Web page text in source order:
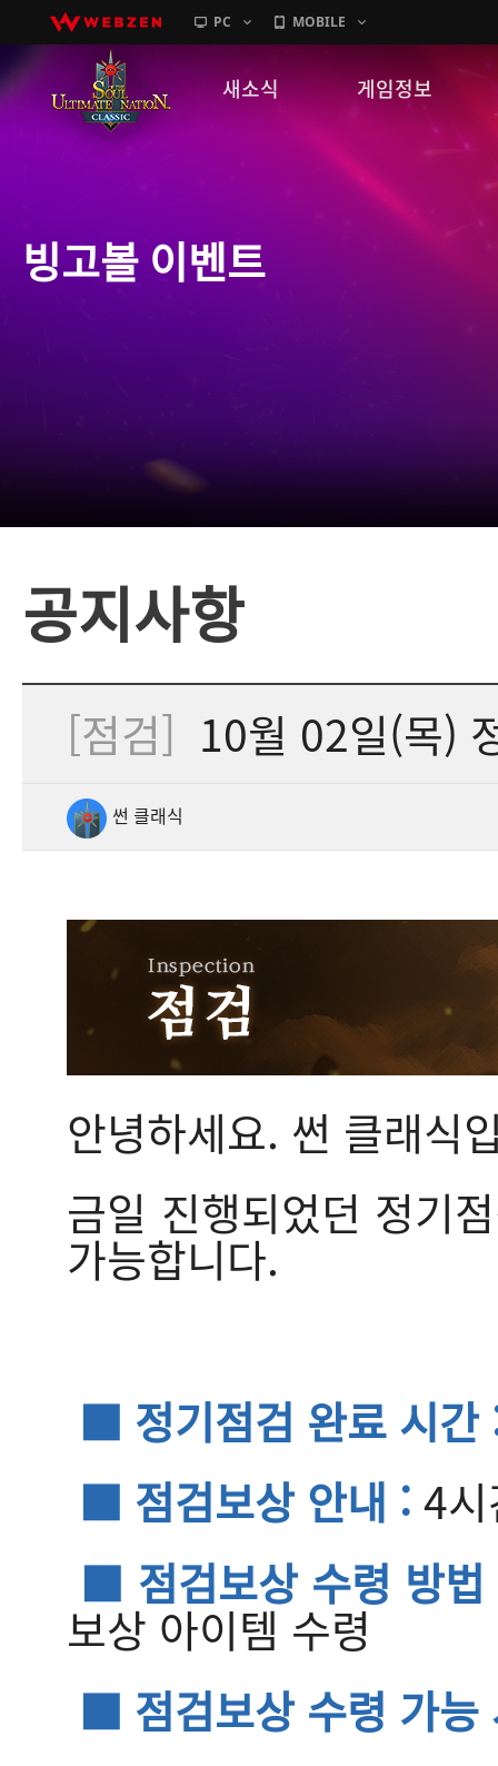
PC MOBILE
새소식
GM노트
게임정보
캐릭터소개
빙고볼 이벤트
공지사항
[점검] 10월 02일(목)
썬 클래식
안녕하세요. 썬 클래식
금일 진행되었던 정기
가능합니다.
■ 정기점검 완료 시간
■ 점검보상 안내 : 4
■ 점검보상 수령 방
보상 아이템 수령
■ 점검보상 수령 가능